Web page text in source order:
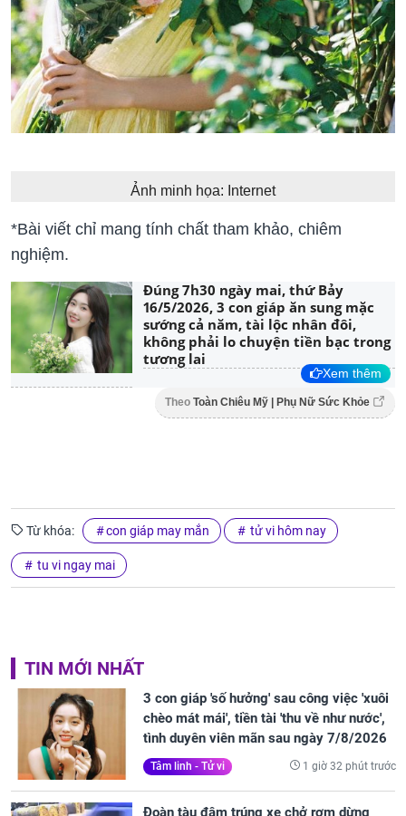
Ảnh minh họa: Internet
*Bài viết chỉ mang tính chất tham khảo, chiêm
nghiệm.
Đúng 7h30 ngày mai, thứ Bảy
16/5/2026, 3 con giáp ăn sung mặc
sướng cả năm, tài lộc nhân đôi,
không phải lo chuyện tiền bạc trong
tương lai
Xem thêm
Theo Toàn Chiêu Mỹ | Phụ Nữ Sức Khỏe
Từ khóa: con giáp may mắn tử vi hôm nay
tu vi ngay mai
TIN MỚI NHẤT
3 con giáp 'số hưởng' sau công việc 'xuôi
chèo mát mái', tiền tài 'thu về như nước',
tình duyên viên mãn sau ngày 7/8/2026
Tâm linh - Tử vi 1 giờ 32 phút trước
Đoàn tàu đâm trúng xe chở rơm dừng